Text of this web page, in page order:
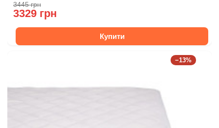
3445 грн
3329 грн
Купити
−13%